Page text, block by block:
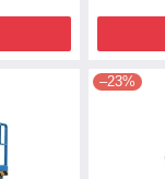
–23%